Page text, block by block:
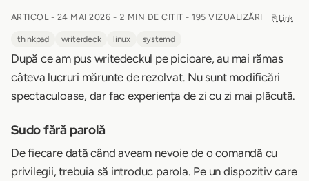
ARTICOL - 24 MAI 2026 - 2 MIN DE CITIT - 195 VIZUALIZĂRI ⎘ Link
thinkpad writerdeck linux systemd
După ce am pus writedeckul pe picioare, au mai rămas
câteva lucruri mărunte de rezolvat. Nu sunt modificări
spectaculoase, dar fac experiența de zi cu zi mai plăcută.
Sudo fără parolă
De fiecare dată când aveam nevoie de o comandă cu
privilegii, trebuia să introduc parola. Pe un dispozitiv care